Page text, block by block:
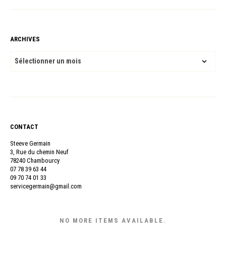
ARCHIVES
ARCHIVES
CONTACT
Steeve Germain
3, Rue du chemin Neuf
78240 Chambourcy
07 78 39 63 44
09 70 74 01 33
servicegermain@gmail.com
NO MORE ITEMS AVAILABLE.